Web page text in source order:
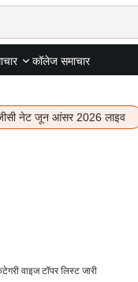
कॉलेज समाचार
नेट जून आंसर 2026 लाइव
वाइज टॉपर लिस्ट जारी